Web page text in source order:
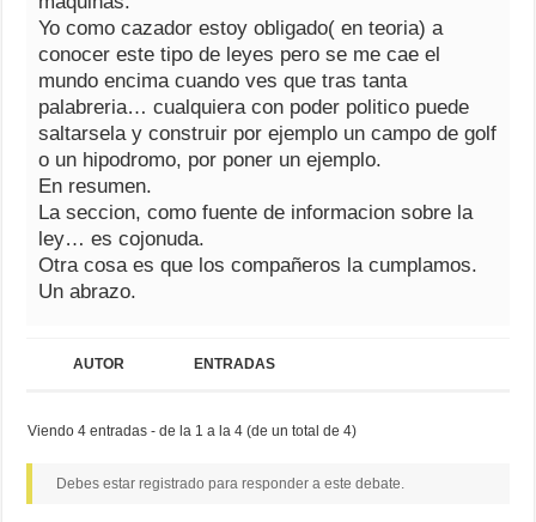
Yo como cazador estoy obligado( en teoria) a
conocer este tipo de leyes pero se me cae el
mundo encima cuando ves que tras tanta
palabreria… cualquiera con poder politico puede
saltarsela y construir por ejemplo un campo de golf
o un hipodromo, por poner un ejemplo.
En resumen.
La seccion, como fuente de informacion sobre la
ley… es cojonuda.
Otra cosa es que los compañeros la cumplamos.
Un abrazo.
AUTOR ENTRADAS
Viendo 4 entradas - de la 1 a la 4 (de un total de 4)
Debes estar registrado para responder a este debate.